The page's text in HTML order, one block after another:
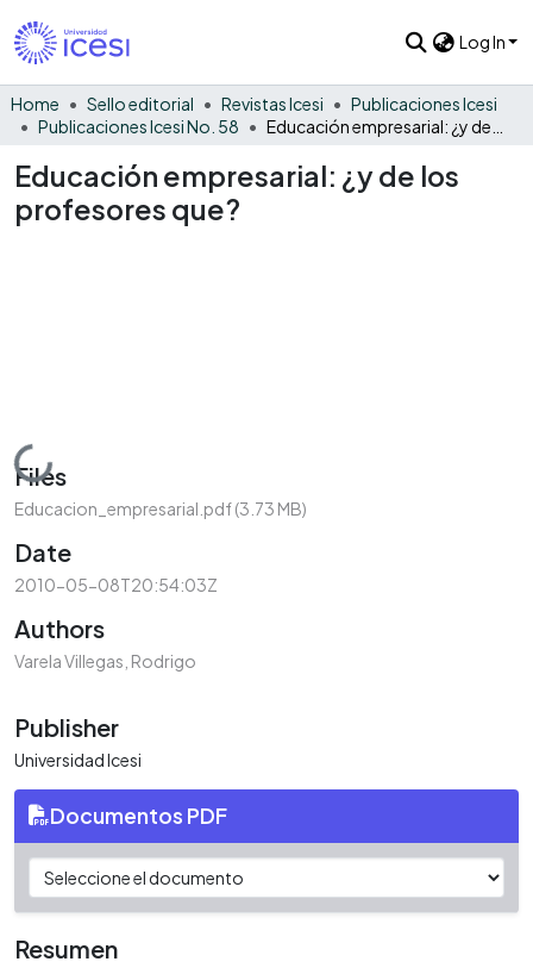
Log In
Home Sello editorial Revistas Icesi
Publicaciones Icesi
Publicaciones Icesi No. 58
Educación empresarial: ¿y de los
profesores que?
Loading...
Files
Educacion_empresarial.pdf(3.73 MB)
Date
2010-05-08T20:54:03Z
Authors
Varela Villegas, Rodrigo
Publisher
Universidad Icesi
Documentos PDF
Resumen